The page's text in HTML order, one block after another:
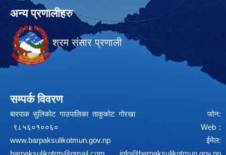
अन्य प्रणालीहरु
श्रम संसार प्रणाली
सम्पर्क विवरण
बारपाक सुलिकोट गाउपालिका ताकुकोट गोरखा फोन:
९८५६०१००६० Web :
www.barpaksulikotmun.gov.np
ईमेल:
barpaksulikotrm@gmail.com
info@barpaksulikotmun.gov.np